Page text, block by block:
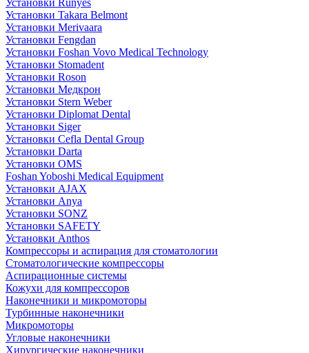
Установки Runyes
Установки Takara Belmont
Установки Merivaara
Установки Fengdan
Установки Foshan Vovo Medical Technology
Установки Stomadent
Установки Roson
Установки Медкрон
Установки Stern Weber
Установки Diplomat Dental
Установки Siger
Установки Cefla Dental Group
Установки Darta
Установки OMS
Foshan Yoboshi Medical Equipment
Установки AJAX
Установки Anya
Установки SONZ
Установки SAFETY
Установки Anthos
Компрессоры и аспирация для стоматологии
Стоматологические компрессоры
Аспирационные системы
Кожухи для компрессоров
Наконечники и микромоторы
Турбинные наконечники
Микромоторы
Угловые наконечники
Хирургические наконечники